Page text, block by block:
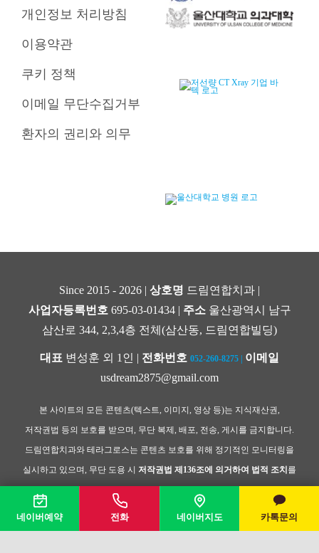
개인정보 처리방침
이용약관
쿠키 정책
이메일 무단수집거부
환자의 권리와 의무
Since 2015 - 2026 | 상호명 드림연합치과 |
사업자등록번호 695-03-01434 | 주소울산광역시 남구
삼산로 344, 2,3,4층 전체(삼산동, 드림연합빌딩)
대표 변성훈 외 1인 | 전화번호 052-260-8275
이메일
usdream2875@gmail.com
본 사이트의 모든 콘텐츠(텍스트, 이미지, 영상 등)는 지식재산권,
저작권법 등의 보호를 받으며, 무단 복제, 배포, 전송, 게시를 금지합니다.
드림연합치과와 테라그로스는 콘텐츠 보호를 위해 정기적인 모니터링을
실시하고 있으며, 무단 도용 시 저작권법 제136조에 의거하여 법적 조치 를
Copyright © 2024드림연합치과All Rights Reserved |
네이버예약 전화 네이버지도 카톡문의